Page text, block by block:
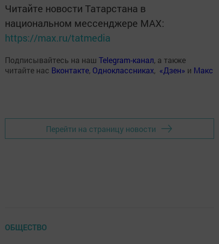
Читайте новости Татарстана в
национальном мессенджере MАХ:
https://max.ru/tatmedia
Подписывайтесь на наш Telegram-канал, а также
читайте нас Вконтакте, Одноклассниках, «Дзен» и Макс
Перейти на страницу новости
ОБЩЕСТВО